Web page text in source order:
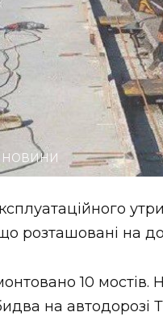
НОВИНИ
розташовані на
10 мостів.
на автодорозі